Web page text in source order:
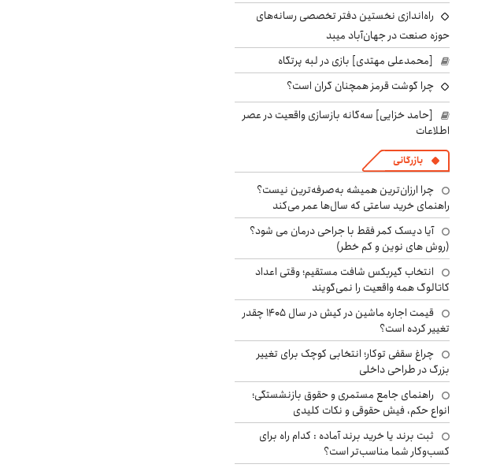
راه‌اندازی نخستین دفتر تخصصی رسانه‌های
حوزه صنعت در جهان‌آباد میبد
[محمدعلی مهتدی] بازی در لبه پرتگاه
چرا گوشت قرمز همچنان گران است؟
[حامد خزایی] سه‌گانه بازسازی واقعیت در عصر
اطلاعات
بازرگانی
چرا ارزان‌ترین همیشه به‌صرفه‌ترین نیست؟
راهنمای خرید ساعتی که سال‌ها عمر می‌کند
آیا دیسک کمر فقط با جراحی درمان می شود؟
(روش های نوین و کم خطر)
انتخاب گیربکس شافت مستقیم؛ وقتی اعداد
کاتالوگ همه واقعیت را نمی‌گویند
قیمت اجاره ماشین در کیش در سال ۱۴۰۵ چقدر
تغییر کرده است؟
چراغ سقفی توکار؛ انتخابی کوچک برای تغییر
بزرگ در طراحی داخلی
راهنمای جامع مستمری و حقوق بازنشستگی؛
انواع حکم، فیش حقوقی و نکات کلیدی
ثبت برند یا خرید برند آماده : کدام راه برای
کسب‌وکار شما مناسب‌تر است؟